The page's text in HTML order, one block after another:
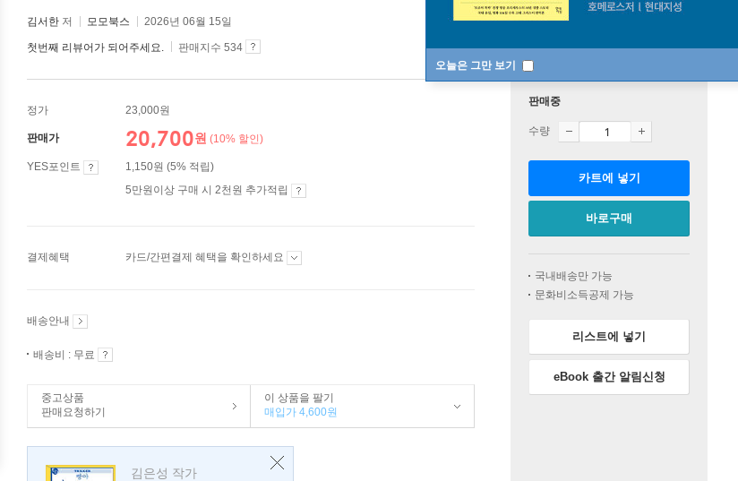
오늘은 그만 보기
김서한 저 모모북스 2026년 06월 15일
첫번째 리뷰어가 되어주세요. 판매지수 534
정가 23,000원
판매가 20,700원 (10% 할인)
YES포인트
1,150원 (5% 적립)
5만원이상 구매 시 2천원 추가적립
결제혜택 카드/간편결제 혜택을 확인하세요
배송안내
배송비 : 무료
중고상품
판매요청하기
이 상품을 팔기
매입가 4,600원
김은성 작가
판매중
수량
카트에 넣기
바로구매
국내배송만 가능
문화비소득공제 가능
리스트에 넣기
eBook 출간 알림신청